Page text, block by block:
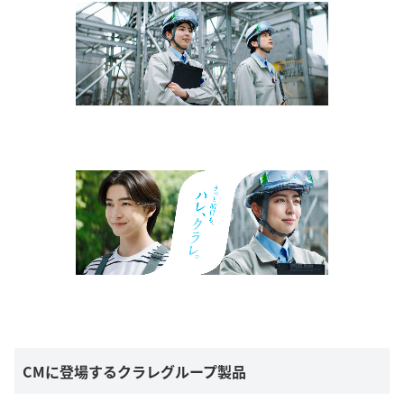
CMに登場するクラレグループ製品